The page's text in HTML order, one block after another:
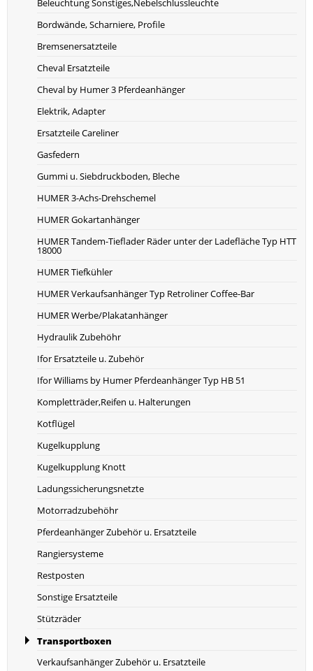
Beleuchtung Sonstiges,Nebelschlussleuchte
Bordwände, Scharniere, Profile
Bremsenersatzteile
Cheval Ersatzteile
Cheval by Humer 3 Pferdeanhänger
Elektrik, Adapter
Ersatzteile Careliner
Gasfedern
Gummi u. Siebdruckboden, Bleche
HUMER 3-Achs-Drehschemel
HUMER Gokartanhänger
HUMER Tandem-Tieflader Räder unter der Ladefläche Typ HTT
18000
HUMER Tiefkühler
HUMER Verkaufsanhänger Typ Retroliner Coffee-Bar
HUMER Werbe/Plakatanhänger
Hydraulik Zubehöhr
Ifor Ersatzteile u. Zubehör
Ifor Williams by Humer Pferdeanhänger Typ HB 51
Kompletträder,Reifen u. Halterungen
Kotflügel
Kugelkupplung
Kugelkupplung Knott
Ladungssicherungsnetzte
Motorradzubehöhr
Pferdeanhänger Zubehör u. Ersatzteile
Rangiersysteme
Restposten
Sonstige Ersatzteile
Stützräder
Transportboxen
Verkaufsanhänger Zubehör u. Ersatzteile